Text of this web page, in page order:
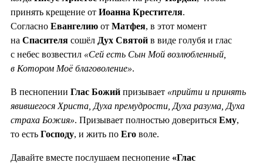
принять крещение от Иоанна Крестителя.
Согласно Евангелию от Матфея, в этот момент
на Спасителя сошёл Дух Святой в виде голубя и глас
с небес возвестил «Сей есть Сын Мой возлюбленный,
в Котором Моё благоволение».
В песнопении Глас Божий призывает «прийти и принять
явившегося Христа, Духа премудрости, Духа разума, Духа
страха Божия». Призывает полностью довериться Ему,
то есть Господу, и жить по Его воле.
Давайте вместе послушаем песнопение «Глас